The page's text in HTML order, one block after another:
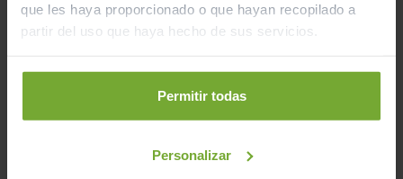
que les haya proporcionado o que hayan recopilado a
partir del uso que haya hecho de sus servicios.
Permitir todas
Personalizar
10.000 km
2026